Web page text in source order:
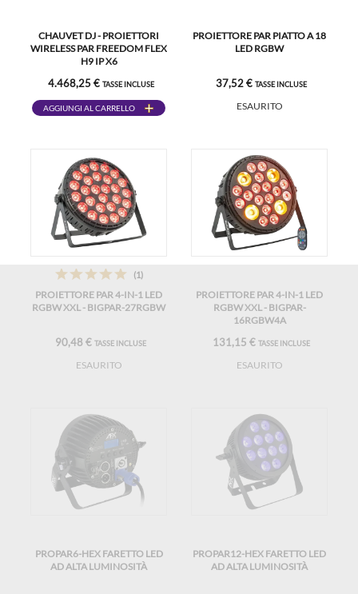
CHAUVET DJ - PROIETTORI
WIRELESS PAR FREEDOM FLEX
H9 IP X6
4.468,25 € TASSE INCLUSE
AGGIUNGI AL CARRELLO
PROIETTORE PAR PIATTO A 18
LED RGBW
37,52 € TASSE INCLUSE
ESAURITO
(1)
PROIETTORE PAR 4-IN-1 LED
RGBW XXL - BIGPAR-27RGBW
90,48 € TASSE INCLUSE
ESAURITO
PROIETTORE PAR 4-IN-1 LED
RGBW XXL - BIGPAR-
16RGBW4A
131,15 € TASSE INCLUSE
ESAURITO
PROPAR6-HEX FARETTO LED
AD ALTA LUMINOSITÀ
PROPAR12-HEX FARETTO LED
AD ALTA LUMINOSITÀ